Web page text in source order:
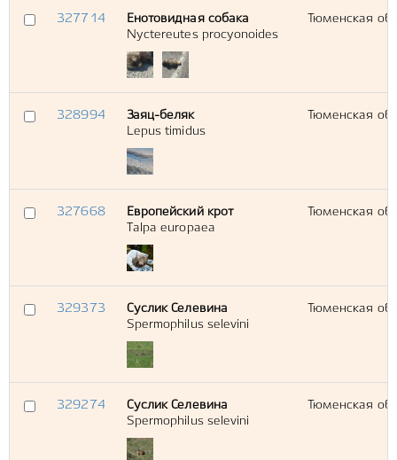
327714
Енотовидная собака
Nyctereutes procyonoides
Тюменская
328994
Заяц-беляк
Lepus timidus
Тюменская
327668
Европейский крот
Talpa europaea
Тюменская
329373
Суслик Селевина
Spermophilus selevini
Тюменская
329274
Суслик Селевина
Spermophilus selevini
Тюменская